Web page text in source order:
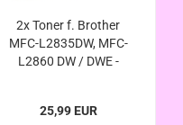
2x Toner f. Brother
MFC-L2835DW, MFC-
L2860 DW / DWE -
25,99 EUR